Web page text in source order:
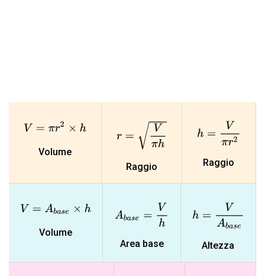
V=πr2× h
Volume
πh
Raggio
r2
Raggio
V= Abase ×h
Volume
A h
Area base
as
Altezza